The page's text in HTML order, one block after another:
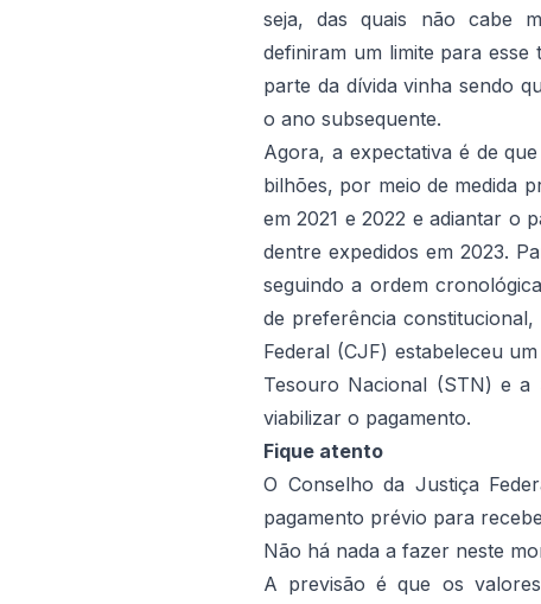
seja, das quais não cabe
definiram um limite para esse
parte da dívida vinha sendo
o ano subsequente.
Agora, a expectativa é de
bilhões, por meio de medida
em 2021 e 2022 e adiantar o
dentre expedidos em 2023.
seguindo a ordem
de preferência
Federal (CJF) estabeleceu
Tesouro Nacional (STN) e a
viabilizar o pagamento.
Fique atento
O Conselho da Justiça
pagamento prévio para
Não há nada a fazer neste
A previsão é que os